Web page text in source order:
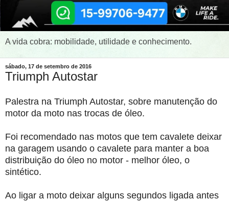
A vida cobra: mobilidade, utilidade e conhecimento.
sábado, 17 de setembro de 2016
Triumph Autostar
Palestra na Triumph Autostar, sobre manutenção do
motor da moto nas trocas de óleo.
Foi recomendado nas motos que tem cavalete deixar
na garagem usando o cavalete para manter a boa
distribuição do óleo no motor - melhor óleo, o
sintético.
Ao ligar a moto deixar alguns segundos ligada antes